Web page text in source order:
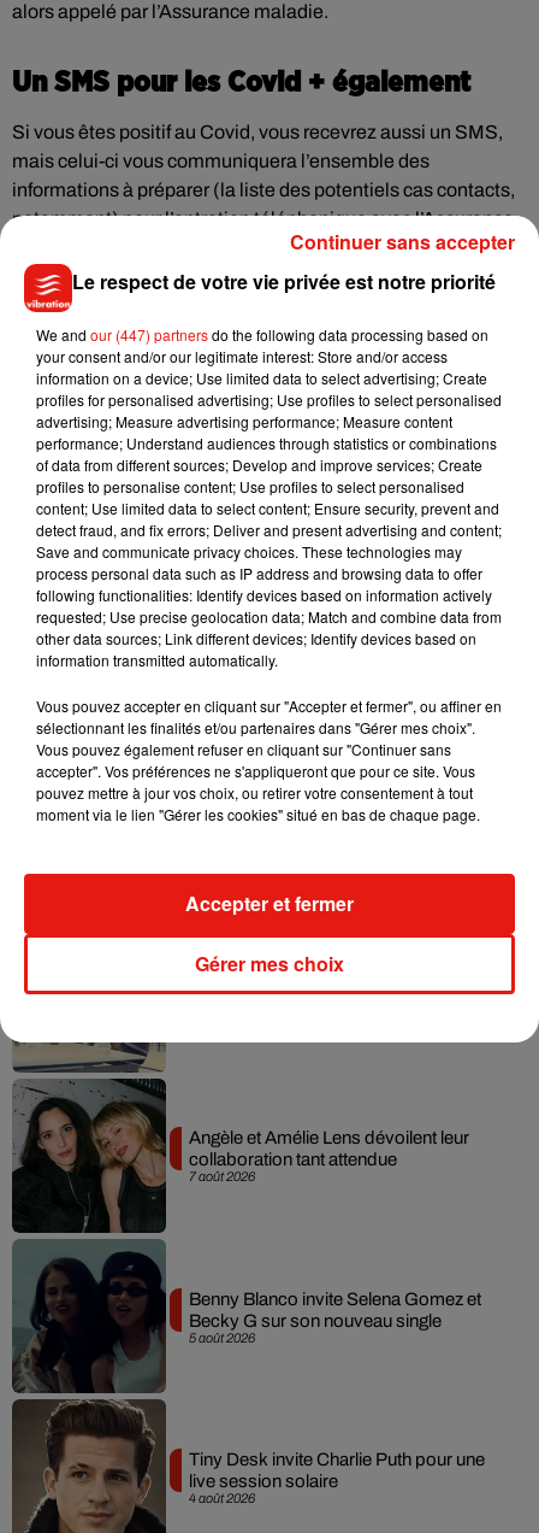
alors appelé par l’Assurance maladie.
Un SMS pour les Covid + également
Si vous êtes positif au Covid, vous recevrez aussi un SMS,
mais celui-ci vous communiquera l’ensemble des
informations à préparer (la liste des potentiels cas contacts,
notamment) pour l’entretien téléphonique avec l’Assurance
Depuis le la première vague de Coronavirus, et le lancement
du "Contact tracing", 3,6 millions de personnes ont été
contactées par l’Assurance maladie. Parmi eux, 1 million de
personnes positives au Covid-19, dont 2,6 millions de cas
contacts.
Musique
Julien Lieb s’essaye à la vie de chatelain
Madonna sort enfin le remix de « Love
Tayc et Didi B dévoilent le single le plus
dansant de l’année
7 août 2026
Angèle et Amélie Lens dévoilent leur
collaboration tant attendue
5 août 2026
Benny Blanco invite Selena Gomez et
Becky G sur son nouveau single
4 août 2026
Tiny Desk invite Charlie Puth pour une
live session solaire
Le respect de votre vie privée est notre priorité
We and our (447) partnersdo the following data processing based on
your consent and/or our legitimate interest: Store and/or access
information on a device; Use limited data to select advertising; Create
profiles for personalised advertising; Use profiles to select personalised
advertising; Measure advertising performance; Measure content
performance; Understand audiences through statistics or combinations
of data from different sources; Develop and improve services; Create
profiles to personalise content; Use profiles to select personalised
content; Use limited data to select content; Ensure security, prevent and
detect fraud, and fix errors; Deliver and present advertising and content;
Save and communicate privacy choices. These technologies may
process personal data such as IP address and browsing data to offer
following functionalities: Identify devices based on information actively
requested; Use precise geolocation data; Match and combine data from
other data sources; Link different devices; Identify devices based on
information transmitted automatically.
Vous pouvez accepter en cliquant sur "Accepter et fermer", ou affiner en
sélectionnant les finalités et/ou partenaires dans "Gérer mes choix".
Vous pouvez également refuser en cliquant sur "Continuer sans
accepter". Vos préférences ne s'appliqueront que pour ce site. Vous
pouvez mettre à jour vos choix, ou retirer votre consentement à tout
moment via le lien "Gérer les cookies" situé en bas de chaque page.
Gérer mes choix
Accepter et fermer
Continuer sans accepter